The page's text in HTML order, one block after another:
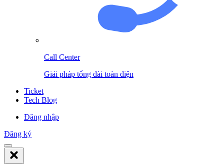
Call Center
Giải pháp tổng đài toàn diện
Ticket
Tech Blog
Đăng nhập
Đăng ký